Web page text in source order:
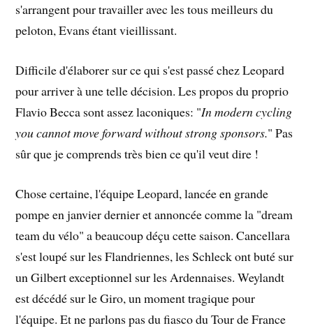
s'arrangent pour travailler avec les tous meilleurs du
peloton, Evans étant vieillissant.
Difficile d'élaborer sur ce qui s'est passé chez Leopard
pour arriver à une telle décision. Les propos du proprio
Flavio Becca sont assez laconiques: "In modern cycling
you cannot move forward without strong sponsors." Pas
sûr que je comprends très bien ce qu'il veut dire !
Chose certaine, l'équipe Leopard, lancée en grande
pompe en janvier dernier et annoncée comme la "dream
team du vélo" a beaucoup déçu cette saison. Cancellara
s'est loupé sur les Flandriennes, les Schleck ont buté sur
un Gilbert exceptionnel sur les Ardennaises. Weylandt
est décédé sur le Giro, un moment tragique pour
l'équipe. Et ne parlons pas du fiasco du Tour de France